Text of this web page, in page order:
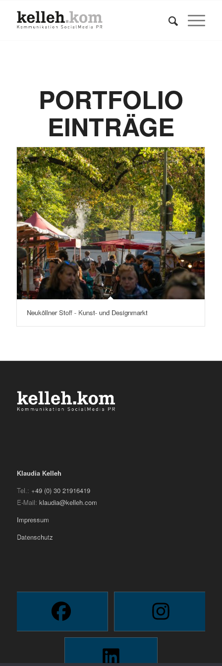
PORTFOLIO
EINTRÄGE
Neuköllner Stoff - Kunst- und Designmarkt
Klaudia Kelleh
Tel.: +49 (0) 30 21916419
E-Mail: klaudia@kelleh.com
Impressum
Datenschutz